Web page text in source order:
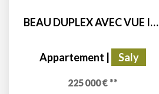
BEAU DUPLEX AVEC VUE IMPRENABLE SUR L'OCEAN EN RÉSIDENCE...
Appartement Saly
225 000 € **